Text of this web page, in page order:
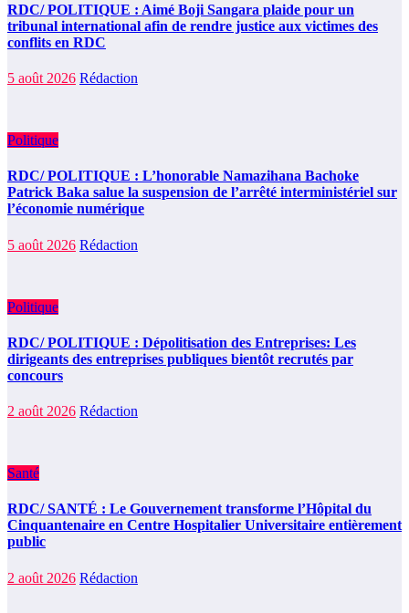
RDC/ POLITIQUE : Aimé Boji Sangara plaide pour un
tribunal international afin de rendre justice aux victimes des
conflits en RDC
5 août 2026 Rédaction
Politique
RDC/ POLITIQUE : L’honorable Namazihana Bachoke
Patrick Baka salue la suspension de l’arrêté interministériel sur
l’économie numérique
5 août 2026 Rédaction
Politique
RDC/ POLITIQUE : Dépolitisation des Entreprises: Les
dirigeants des entreprises publiques bientôt recrutés par
concours
2 août 2026 Rédaction
Santé
RDC/ SANTÉ : Le Gouvernement transforme l’Hôpital du
Cinquantenaire en Centre Hospitalier Universitaire entièrement
public
2 août 2026 Rédaction